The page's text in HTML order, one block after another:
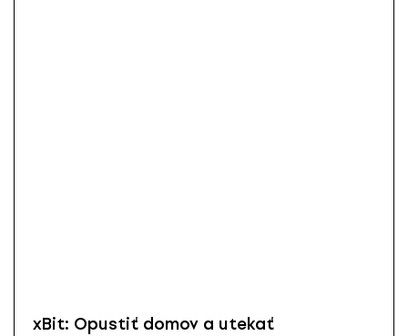
xBit: Opustiť domov a utekať